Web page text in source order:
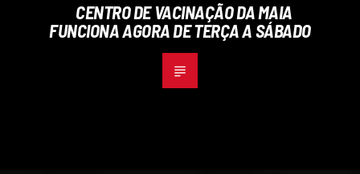
CENTRO DE VACINAÇÃO DA MAIA
FUNCIONA AGORA DE TERÇA A SÁBADO